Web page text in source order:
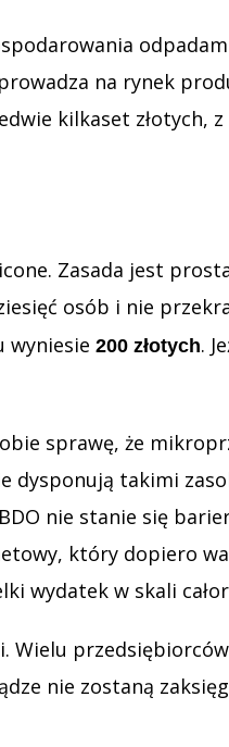
na rynek
kilkaset złotych,
Zasada jest
osób i nie
wyniesie 200 złotych.
sprawę, że
dysponują takimi
nie stanie się
który dopiero
wydatek w skali
przedsiębiorców
nie zostaną